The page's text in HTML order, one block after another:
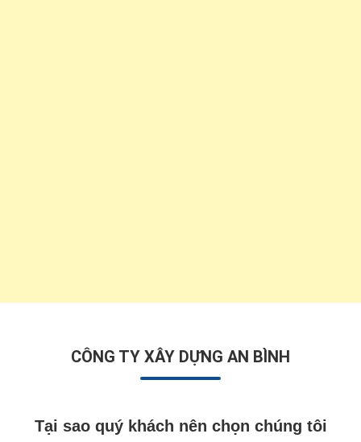
CÔNG TY XÂY DỰNG AN BÌNH
Tại sao quý khách nên chọn chúng tôi